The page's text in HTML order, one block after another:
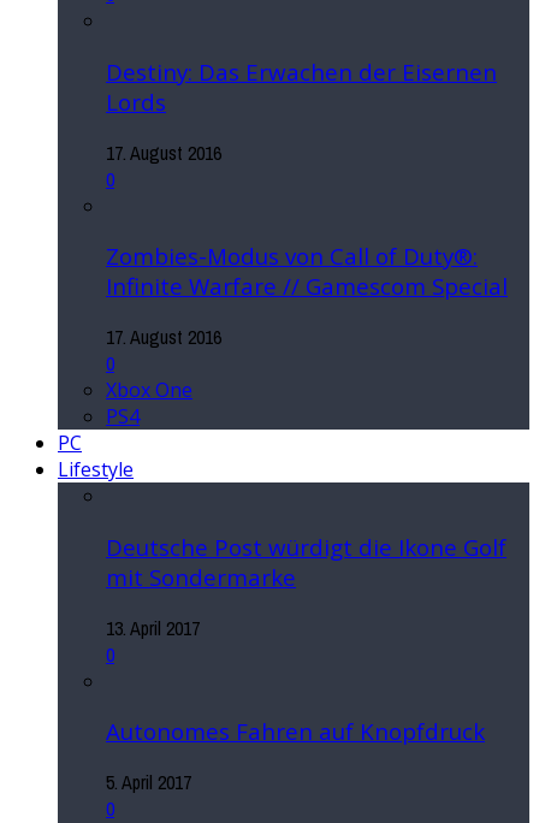
Destiny: Das Erwachen der Eisernen
Lords
17. August 2016
0
Zombies-Modus von Call of Duty®:
Infinite Warfare // Gamescom Special
17. August 2016
0
Xbox One
PS4
PC
Lifestyle
Deutsche Post würdigt die Ikone Golf
mit Sondermarke
13. April 2017
0
Autonomes Fahren auf Knopfdruck
5. April 2017
0